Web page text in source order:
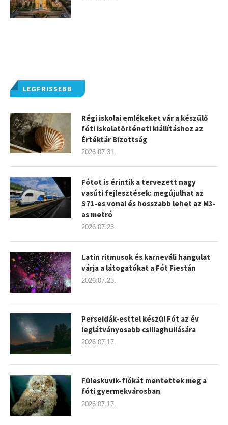
LEGFRISSEBB
Régi iskolai emlékeket vár a készülő
fóti iskolatörténeti kiállításhoz az
Értéktár Bizottság
2026.07.31.
Fótot is érintik a tervezett nagy
vasúti fejlesztések: megújulhat az
S71-es vonal és hosszabb lehet az M3-
as metró
2026.07.23.
Latin ritmusok és karneváli hangulat
várja a látogatókat a Fót Fiestán
2026.07.23.
Perseidák-esttel készül Fót az év
leglátványosabb csillaghullására
2026.07.17.
Füleskuvik-fiókát mentettek meg a
fóti gyermekvárosban
2026.07.17.